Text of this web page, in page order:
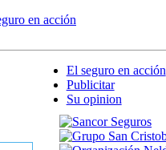
El seguro en acción
Publicitar
Su opinion